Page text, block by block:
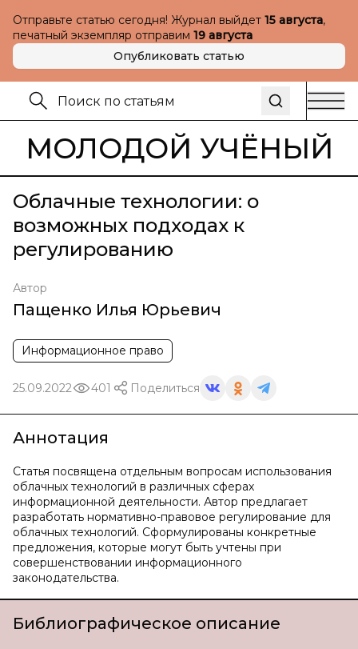
Отправьте статью сегодня! Журнал выйдет 15 августа,
печатный экземпляр отправим 19 августа
Опубликовать статью
МОЛОДОЙ УЧЁНЫЙ
Облачные технологии: о
возможных подходах к
регулированию
Автор
Пащенко Илья Юрьевич
Информационное право
25.09.2022 401 Поделиться
Аннотация
Статья посвящена отдельным вопросам использования
облачных технологий в различных сферах
информационной деятельности. Автор предлагает
разработать нормативно-правовое регулирование для
облачных технологий. Сформулированы конкретные
предложения, которые могут быть учтены при
совершенствовании информационного
законодательства.
Библиографическое описание